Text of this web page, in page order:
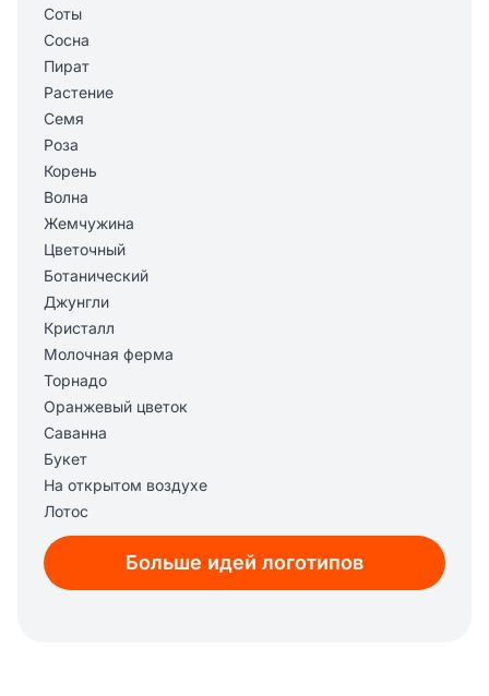
Соты
Сосна
Пират
Растение
Семя
Роза
Корень
Волна
Жемчужина
Цветочный
Ботанический
Джунгли
Кристалл
Молочная ферма
Торнадо
Оранжевый цветок
Саванна
Букет
На открытом воздухе
Лотос
Ночь
Кальян
Энергия
Больше идей логотипов